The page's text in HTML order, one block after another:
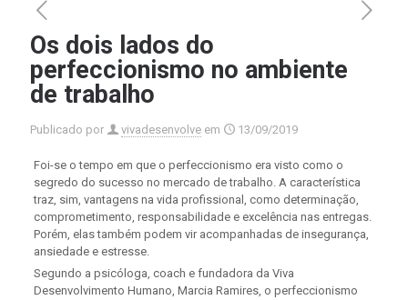
Os dois lados do
perfeccionismo no ambiente
de trabalho
Publicado por vivadesenvolve em 13/09/2019
Foi-se o tempo em que o perfeccionismo era visto como o
segredo do sucesso no mercado de trabalho. A característica
traz, sim, vantagens na vida profissional, como determinação,
comprometimento, responsabilidade e excelência nas entregas.
Porém, elas também podem vir acompanhadas de insegurança,
ansiedade e estresse.
Segundo a psicóloga, coach e fundadora da Viva
Desenvolvimento Humano, Marcia Ramires, o perfeccionismo